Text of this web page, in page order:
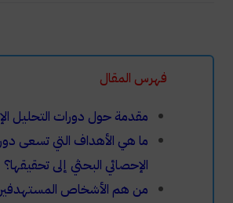
فهرس المقال
مقدمة حول دورات التحليل
ما هي الأهداف التي تسعى
الإحصائي البحثي إلى تحقيقها؟
من هم الأشخاص